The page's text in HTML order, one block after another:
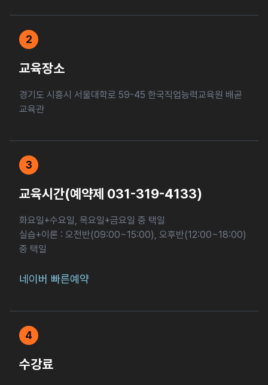
2
교육장소
경기도 시흥시 서울대학로 59-45 한국직업능력교육원 배곧
교육관
3
교육시간(예약제 031-319-4133)
화요일+수요일, 목요일+금요일 중 택일
실습+이론 : 오전반(09:00~15:00), 오후반(12:00~18:00)
중 택일
네이버 빠른예약
4
수강료